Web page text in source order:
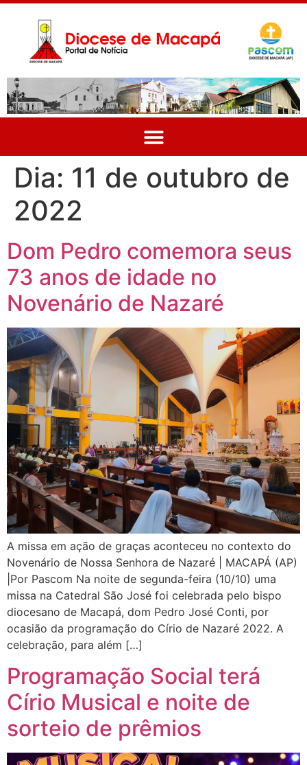
Dia: 11 de outubro de
2022
Dom Pedro comemora seus
73 anos de idade no
Novenário de Nazaré
A missa em ação de graças aconteceu no contexto do
Novenário de Nossa Senhora de Nazaré | MACAPÁ (AP)
|Por Pascom Na noite de segunda-feira (10/10) uma
missa na Catedral São José foi celebrada pelo bispo
diocesano de Macapá, dom Pedro José Conti, por
ocasião da programação do Círio de Nazaré 2022. A
celebração, para além […]
Programação Social terá
Círio Musical e noite de
sorteio de prêmios